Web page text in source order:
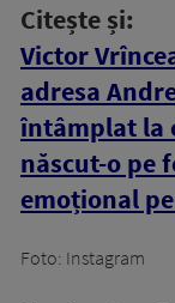
Citește și:
Victor
adresa
întâmplat la
născut-o pe
emoțional
Foto: Instagram